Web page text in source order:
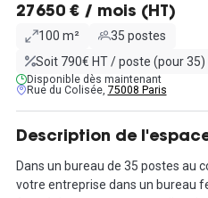
27650 € / mois (HT)
100 m²
35 postes
Soit 790€ HT / poste (pour 35)
Disponible dès maintenant
Rue du Colisée, 75008 Paris
Description de
Dans un bureau de 35 postes au
votre entreprise dans un bureau